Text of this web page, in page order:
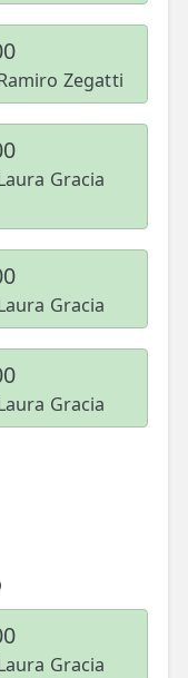
Zegatti
Gracia
Gracia
Gracia
Gracia